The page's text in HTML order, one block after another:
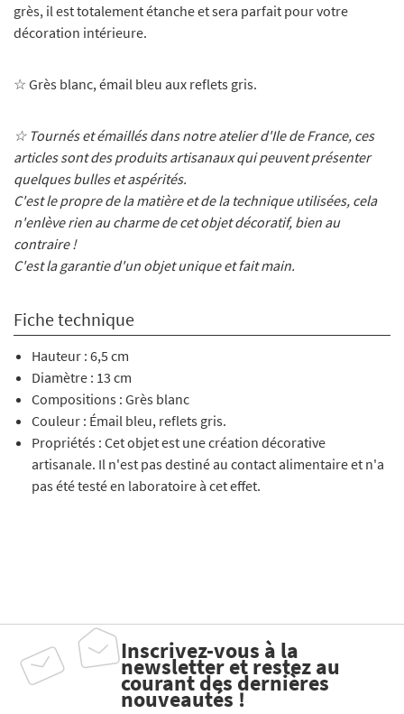
grès, il est totalement étanche et sera parfait pour votre
décoration intérieure.
☆ Grès blanc, émail bleu aux reflets gris.
☆ Tournés et émaillés dans notre atelier d'Ile de France, ces
articles sont des produits artisanaux qui peuvent présenter
quelques bulles et aspérités.
C'est le propre de la matière et de la technique utilisées, cela
n'enlève rien au charme de cet objet décoratif, bien au
contraire !
C'est la garantie d'un objet unique et fait main.
Fiche technique
Hauteur : 6,5 cm
Diamètre : 13 cm
Compositions : Grès blanc
Couleur : Émail bleu, reflets gris.
Propriétés : Cet objet est une création décorative
artisanale. Il n'est pas destiné au contact alimentaire et n'a
pas été testé en laboratoire à cet effet.
Inscrivez-vous à la
newsletter et restez au
courant des dernières
nouveautés !